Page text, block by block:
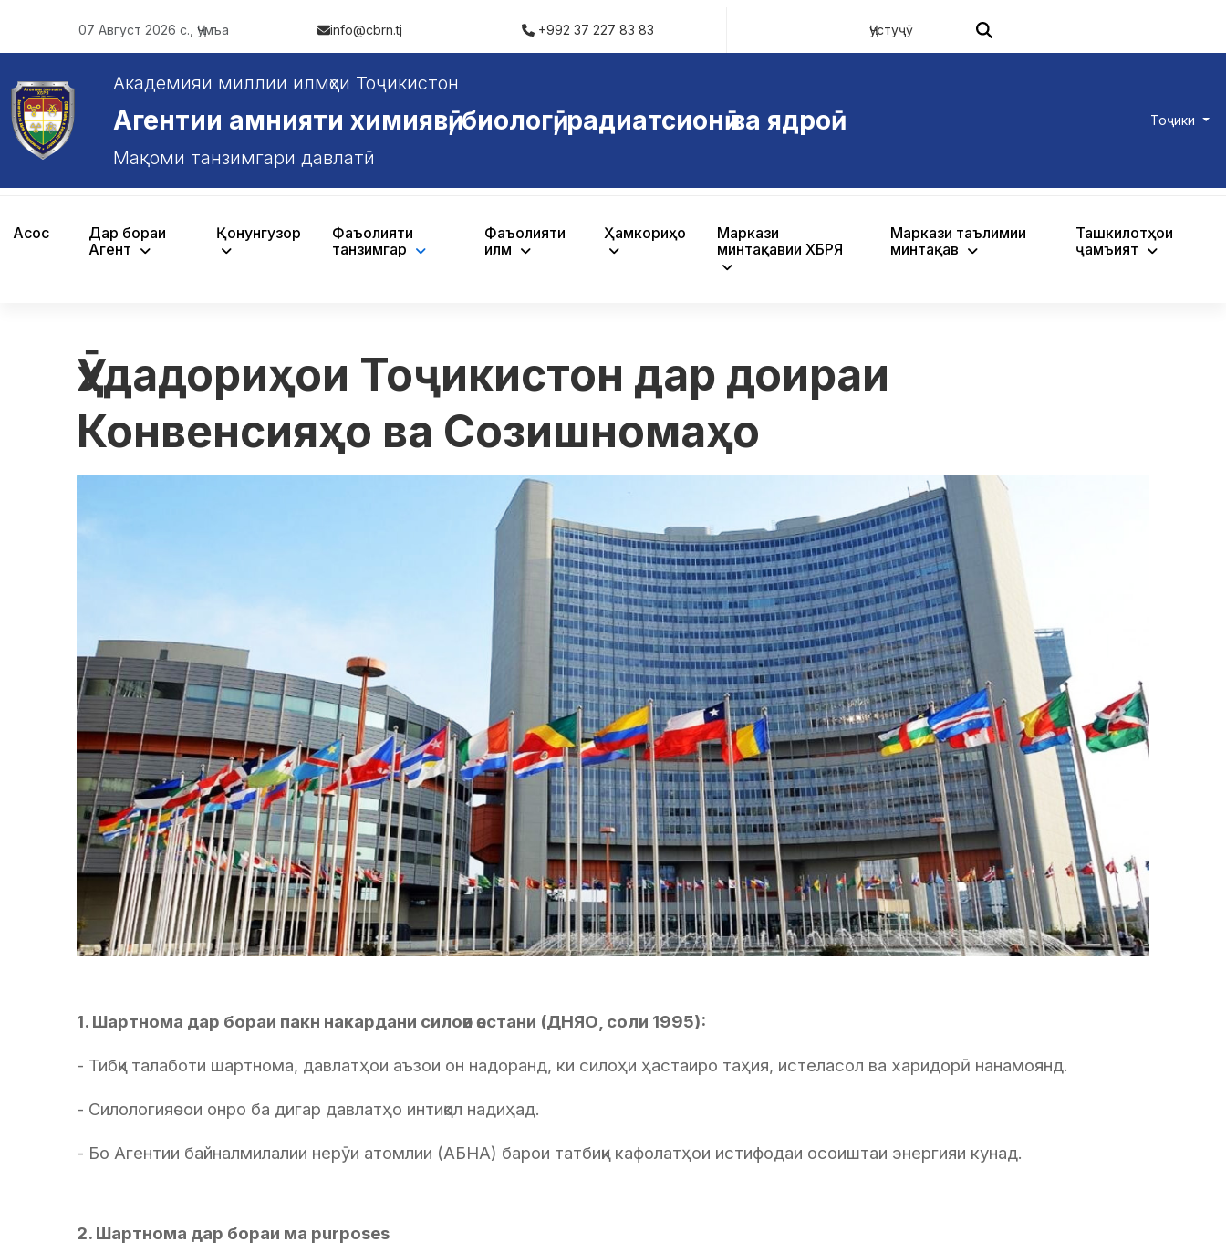
07 Август 2026 с., Ҷумъа info@cbrn.tj +992 37 227 83 83
Академияи миллии илмҳои Тоҷикистон
Агентии амнияти химиявӣ, биологӣ, радиатсионӣ ва ядроӣ
Мақоми танзимгари давлатӣ
Тоҷики
Асосӣ
Дар бораи
Агентӣ
Қонунгузорӣ
Фаъолияти
танзимгарӣ
Фаъолияти
илмӣ
Ҳамкориҳо
Маркази
минтақавии ХБРЯ
Маркази таълимии
минтақавӣ
Ташкилотҳои
ҷамъиятӣ
Ӯҳдадориҳои Тоҷикистон дар доираи
Конвенсияҳо ва Созишномаҳо
1. Шартнома дар бораи пакн накардани силоѳи ѳастани (ДНЯО, соли 1995):
- Тибқи талаботи шартнома, давлатҳои аъзои он надоранд, ки силоҳи ҳастаиро таҳия, истеласол ва харидорӣ нанамоянд.
- Силологияѳои онро ба дигар давлатҳо интиқол надиҳад.
- Бо Агентии байналмилалии нерӯи атомлии (АБНА) барои татбиқи кафолатҳои истифодаи осоиштаи энергияи кунад.
2. Шартнома дар бораи ма purposes